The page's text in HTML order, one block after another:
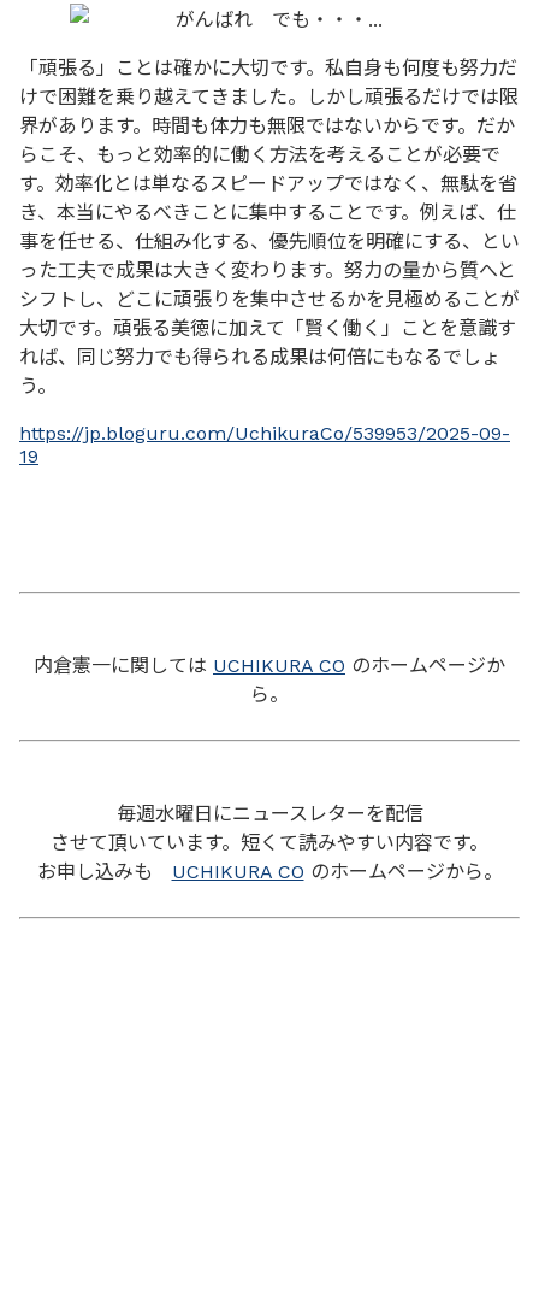
「頑張る」ことは確かに大切です。私自身も何度も努力だ
けで困難を乗り越えてきました。しかし頑張るだけでは限
界があります。時間も体力も無限ではないからです。だか
らこそ、もっと効率的に働く方法を考えることが必要で
す。効率化とは単なるスピードアップではなく、無駄を省
き、本当にやるべきことに集中することです。例えば、仕
事を任せる、仕組み化する、優先順位を明確にする、とい
った工夫で成果は大きく変わります。努力の量から質へと
シフトし、どこに頑張りを集中させるかを見極めることが
大切です。頑張る美徳に加えて「賢く働く」ことを意識す
れば、同じ努力でも得られる成果は何倍にもなるでしょ
う。
https://jp.bloguru.com/UchikuraCo/539953/2025-09-
19
内倉憲一に関しては UCHIKURA CO のホームページか
ら。
毎週水曜日にニュースレターを配信
させて頂いています。短くて読みやすい内容です。
お申し込みも UCHIKURA CO のホームページから。